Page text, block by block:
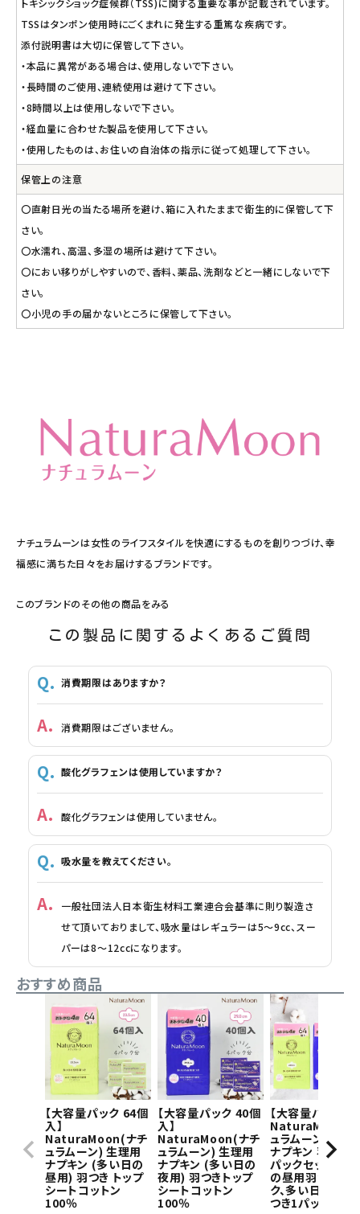
トキシックショック症候群（TSS)に関する重要な事が記載されています。
TSSはタンポン使用時にごくまれに発生する重篤な疾病です。
添付説明書は大切に保管して下さい。
・本品に異常がある場合は、使用しないで下さい。
・長時間のご使用、連続使用は避けて下さい。
・8時間以上は使用しないで下さい。
・経血量に合わせた製品を使用して下さい。
・使用したものは、お住いの自治体の指示に従って処理して下さい。
保管上の注意
〇直射日光の当たる場所を避け、箱に入れたままで衛生的に保管して下
さい。
〇水濡れ、高温、多湿の場所は避けて下さい。
〇におい移りがしやすいので、香料、薬品、洗剤などと一緒にしないで下
さい。
〇小児の手の届かないところに保管して下さい。
ナチュラムーンは女性のライフスタイルを快適にするものを創りつづけ、幸
福感に満ちた日々をお届けするブランドです。
このブランドのその他の商品をみる
この製品に関するよくあるご質問
消費期限はありますか？
消費期限はございません。
酸化グラフェンは使用していますか？
酸化グラフェンは使用していません。
吸水量を教えてください。
一般社団法人日本衛生材料工業連合会基準に則り製造さ
せて頂いておりまして、吸水量はレギュラーは5～9cc、スー
パーは8～12ccになります。
おすすめ商品
【大容量パック 64個
入】
NaturaMoon(ナチ
ュラムーン) 生理用
ナプキン (多い日の
昼用) 羽つき トップ
シートコットン
100％
【大容量パック 40個
入】
NaturaMoon(ナチ
ュラムーン) 生理用
ナプキン (多い日の
夜用) 羽つきトップ
シートコットン
100％
【大容量パック】
NaturaMoon(
ュラムーン) 生理
ナプキン 羽つき
パックセット(多
の昼用羽つき1パ
ク、多い日の夜
つき1パック)